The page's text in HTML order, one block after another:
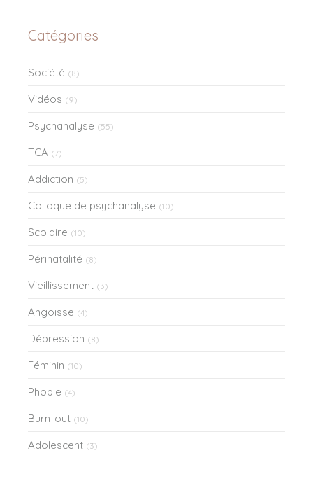
Catégories
Société (8)
Vidéos (9)
Psychanalyse (55)
TCA (7)
Addiction (5)
Colloque de psychanalyse (10)
Scolaire (10)
Périnatalité (8)
Vieillissement (3)
Angoisse (4)
Dépression (8)
Féminin (10)
Phobie (4)
Burn-out (10)
Adolescent (3)